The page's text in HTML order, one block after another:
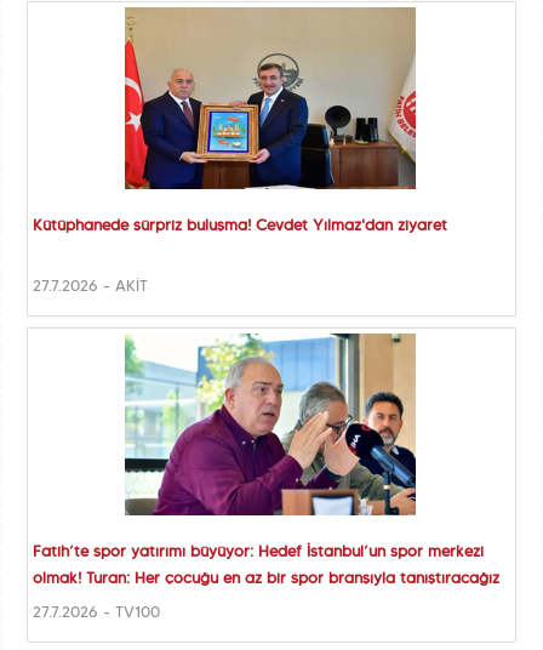
Kütüphanede sürpriz buluşma! Cevdet Yılmaz'dan ziyaret
27.7.2026 - AKİT
Fatih’te spor yatırımı büyüyor: Hedef İstanbul’un spor merkezi
olmak! Turan: Her çocuğu en az bir spor branşıyla tanıştıracağız
27.7.2026 - TV100